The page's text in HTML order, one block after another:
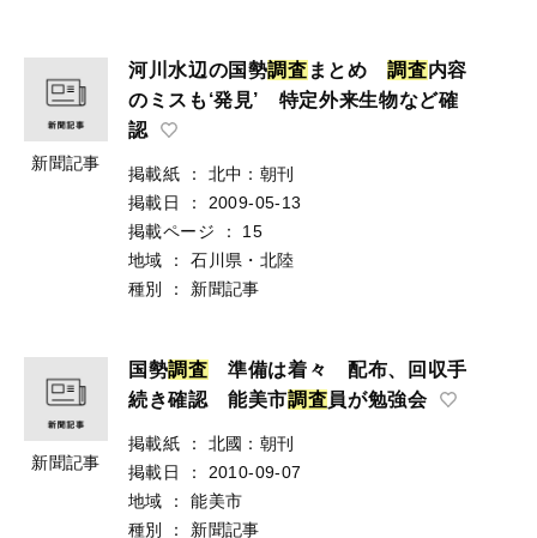
新聞記事
河川水辺の国勢調査 まとめ調査内容
のミスも‘発見’ 特定外来生物など確
認
掲載紙 ：
北中：朝刊
掲載日
：
2009-05-13
掲載ページ
：
15
地域
：
石川県・北陸
種別
： 新聞記事
新聞記事
国勢調査 準備は着々 配布、回収手
続き確認 能美市調査員が勉強会
掲載紙 ：
北國：朝刊
掲載日
：
2010-09-07
地域
：
能美市
種別
： 新聞記事